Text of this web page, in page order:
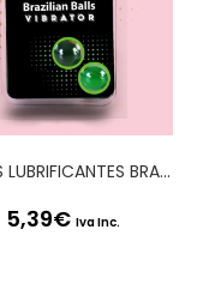
BOLAS LUBRIFICANTES BRAZILIAN BALLS SHOCK EFEITO VIBRADOR 2 x 4GR
5,39€ Iva Inc.